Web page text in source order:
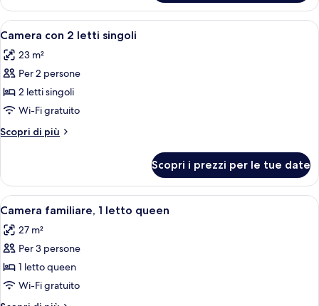
1
letto
queen
Apri
tutte
le
foto
per
Camera
con
2
singoli
Una camera d'albergo con due letti,
6
Camera con 2 letti singoli
23 m²
Per 2 persone
2 letti singoli
Wi-Fi gratuito
Scopri di più
Altri
con
letti
Scopri i prezzi per le tue date
Apri
tutte
le
foto
per
Camera
familiare,
Camera d'albergo con un letto
7
Camera familiare, 1 letto queen
27 m²
Per 3 persone
1 letto queen
Wi-Fi gratuito